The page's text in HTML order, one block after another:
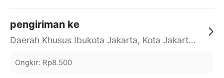
pengiriman ke
Daerah Khusus Ibukota Jakarta, Kota Jakarta Barat, Cengkareng, yy
Ongkir: Rp8.500